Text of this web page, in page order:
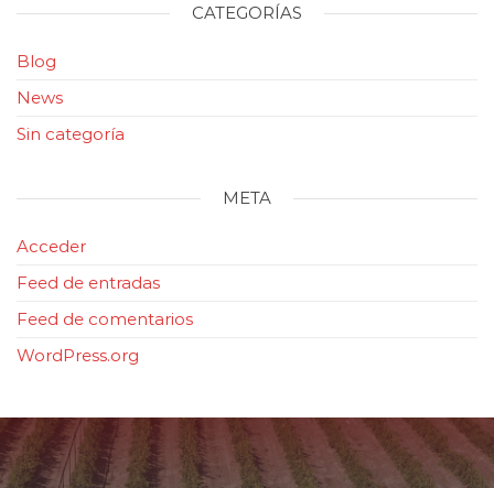
CATEGORÍAS
Blog
News
Sin categoría
META
Acceder
Feed de entradas
Feed de comentarios
WordPress.org